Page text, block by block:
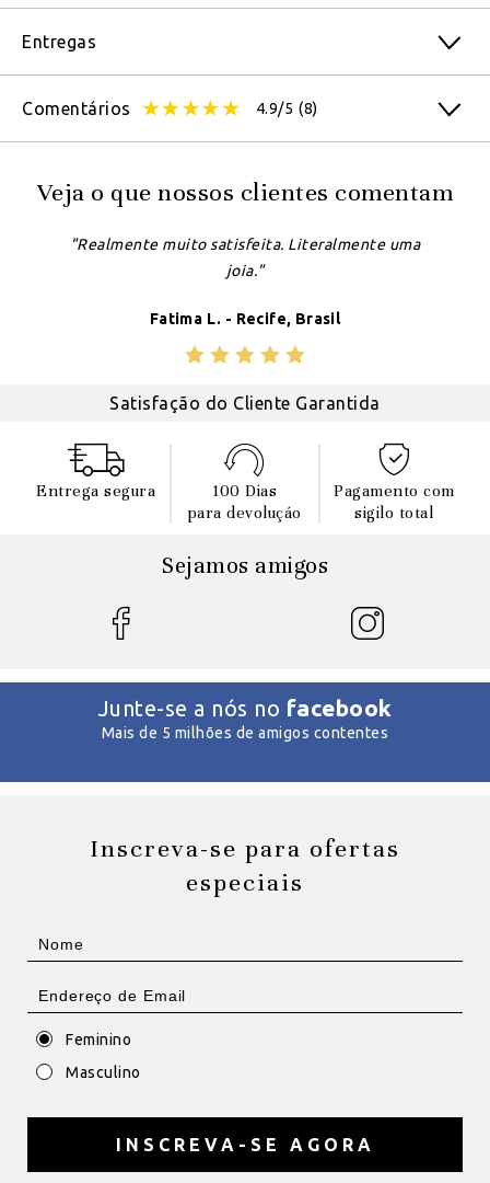
Entregas
Comentários 4.9/5 (8)
Veja o que nossos clientes comentam
"Realmente muito satisfeita. Literalmente uma
joia."
Fatima L. - Recife, Brasil
Satisfação do Cliente Garantida
Entrega segura
100 Dias
para devoluçáo
Pagamento com
sigilo total
Sejamos amigos
Junte-se a nós no facebook
Mais de 5 milhões de amigos contentes
Inscreva-se para ofertas
especiais
Feminino
Masculino
INSCREVA-SE AGORA